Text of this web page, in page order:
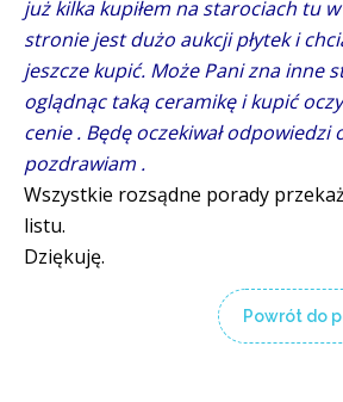
już kilka kupiłem na starociach tu
stronie jest dużo aukcji płytek i
jeszcze kupić. Może Pani zna inne
oglądnąc taką ceramikę i kupić
cenie . Będę oczekiwał odpowiedzi
pozdrawiam .
Wszystkie rozsądne porady
listu.
Dziękuję.
Powrót do